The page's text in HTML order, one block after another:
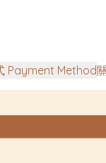
Payment Method